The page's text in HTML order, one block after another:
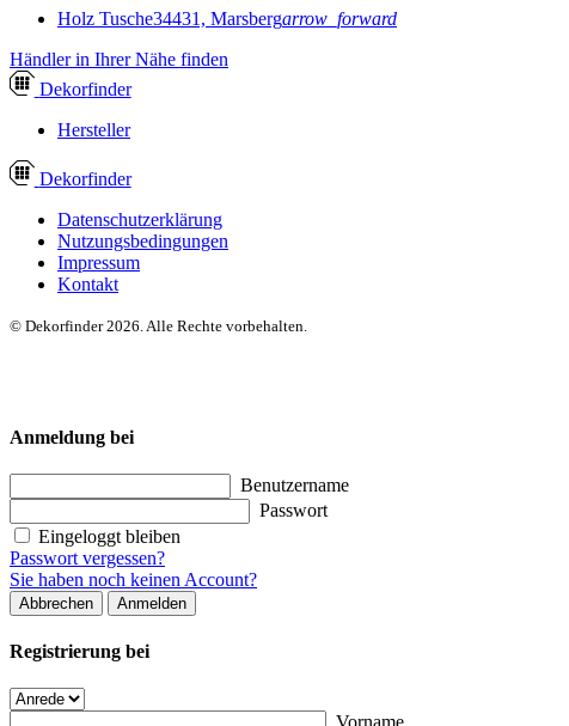
Holz Tusche34431, Marsbergarrow_forward
Händler in Ihrer Nähe finden
Dekorfinder
Hersteller
Dekorfinder
Datenschutzerklärung
Nutzungsbedingungen
Impressum
Kontakt
© Dekorfinder 2026. Alle Rechte vorbehalten.
Anmeldung bei
Benutzername
Passwort
Eingeloggt bleiben
Passwort vergessen?
Sie haben noch keinen Account?
Abbrechen Anmelden
Registrierung bei